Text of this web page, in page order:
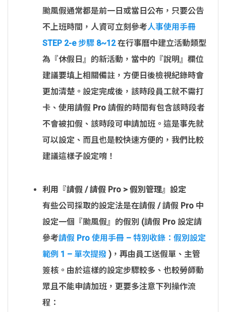
颱風假通常都是前一日或當日公布，只要公告
不上班時間，人資可立刻參考人事使用手冊
STEP 2-e 步驟 8~12在行事曆中建立活動類型
為『休假日』的新活動，當中的『說明』欄位
建議要填上相關備註，方便日後檢視紀錄時會
更加清楚。設定完成後，該時段員工就不需打
卡、使用請假 Pro 請假的時間有包含該時段者
不會被扣假、該時段可申請加班。這是事先就
可以設定、而且也是較快速方便的，我們比較
建議這樣子設定唷！
利用『請假 / 請假 Pro > 假別管理』設定
有些公司採取的設定法是在請假 / 請假 Pro 中
設定一個『颱風假』的假別 (請假 Pro 設定請
參考請假 Pro 使用手冊 – 特別收錄：假別設定
範例 1 – 單次提撥 )，再由員工送假單、主管
簽核。由於這樣的設定步驟較多、也較勞師動
眾且不能申請加班，更要多注意下列操作流
程：